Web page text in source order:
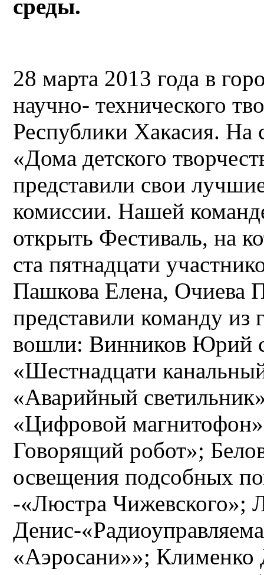
среды.
28 марта 2013 года в
научно- технического
Республики Хакасия. На
«Дома детского
представили свои
комиссии. Нашей
открыть Фестиваль, на
ста пятнадцати
Пашкова Елена, Очиева
представили команду
вошли: Винников Юрий
«Шестнадцати
«Аварийный
«Цифровой
Говорящий робот»;
освещения подсобных
-«Люстра Чижевского»;
Денис-
«Аэросани»»; Клименко